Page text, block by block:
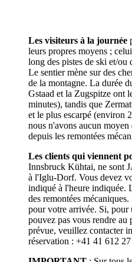
Les visiteurs à la journée
leurs propres moyens ;
long des pistes de ski et/ou
Le sentier mène sur des
de la montagne. La durée
Gstaad et la Zugspitze ont
minutes), tandis que
et le plus escarpé (environ
nous n'avons aucun
depuis les remontées
Les clients qui viennent
Innsbruck Kühtai, ne sont
à l'Iglu-Dorf. Vous devez
indiqué à l'heure indiquée.
des remontées
pour votre arrivée. Si, pour
pouvez pas vous rendre au
prévue, veuillez contacter
réservation : +41 41 612